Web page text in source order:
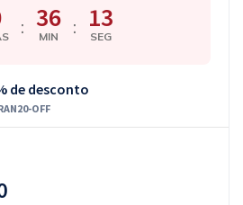
: 36
MIN : 12
SEG
de desconto
OFF